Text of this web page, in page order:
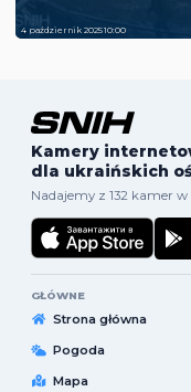
4 październik 2025 10:00
Kamery
dla ukraińskich
Nadajemy z 132 kamer
GŁÓWNE
Strona główna
Pogoda
Mapa